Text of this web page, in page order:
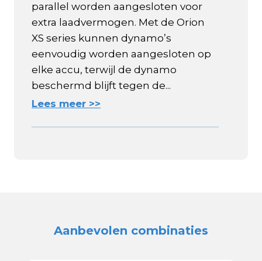
parallel worden aangesloten voor
extra laadvermogen. Met de Orion
XS series kunnen dynamo’s
eenvoudig worden aangesloten op
elke accu, terwijl de dynamo
beschermd blijft tegen de...
Lees meer >>
Aanbevolen combinaties